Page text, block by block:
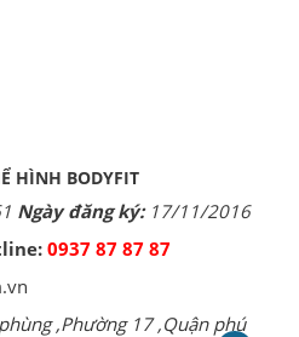
HÌNH BODYFIT
Ngày đăng ký: 17/11/2016
0937 87 87 87
,Phường 17 ,Quận phú